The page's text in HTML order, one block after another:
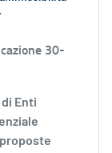
30-
Enti